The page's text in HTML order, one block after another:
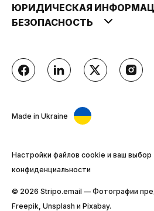
ЮРИДИЧЕСКАЯ
БЕЗОПАСНОСТЬ
Made in Ukraine
Настройки файлов cookie и ваш выбор
конфиденциальности
© 2026 Stripо.email — Фотографии
Freepik, Unsplash и Pixabay.